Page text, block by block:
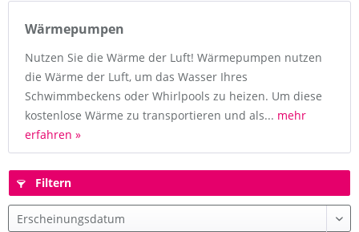
Wärmepumpen
Nutzen Sie die Wärme der Luft! Wärmepumpen nutzen
die Wärme der Luft, um das Wasser Ihres
Schwimmbeckens oder Whirlpools zu heizen. Um diese
kostenlose Wärme zu transportieren und als... mehr
erfahren »
Filtern